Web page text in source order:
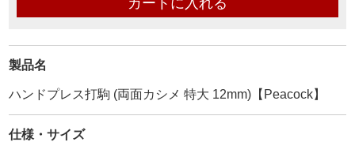
製品名
ハンドプレス打駒 (両面カシメ 特大 12mm)【Peacock】
仕様・サイズ